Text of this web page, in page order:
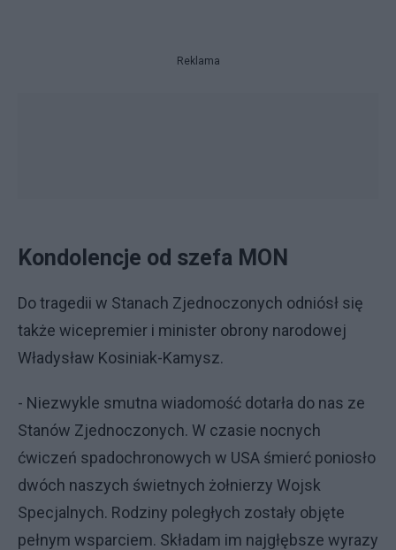
Reklama
Kondolencje od szefa MON
Do tragedii w Stanach Zjednoczonych odniósł się
także wicepremier i minister obrony narodowej
Władysław Kosiniak-Kamysz.
- Niezwykle smutna wiadomość dotarła do nas ze
Stanów Zjednoczonych. W czasie nocnych
ćwiczeń spadochronowych w USA śmierć poniosło
dwóch naszych świetnych żołnierzy Wojsk
Specjalnych. Rodziny poległych zostały objęte
pełnym wsparciem. Składam im najgłębsze wyrazy